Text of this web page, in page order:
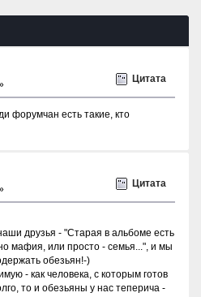
Цитата
форумчан есть такие, кто
Цитата
друзья - "Старая в альбоме есть
мафия, или просто - семья...", и мы
обезьян!-)
- как человека, с которым готов
то и обезьяны у нас теперича -